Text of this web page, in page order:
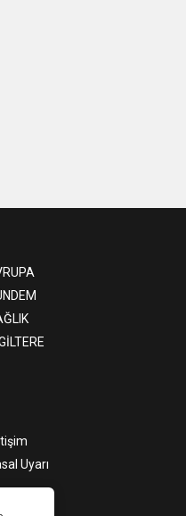
Uyarı